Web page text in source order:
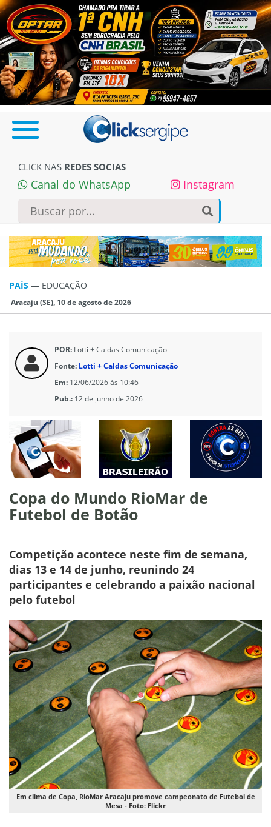
CLICK NAS REDES SOCIAS
Canal do WhatsApp Instagram
PAÍS — EDUCAÇÃO
Aracaju (SE), 10 de agosto de 2026
POR: Lotti + Caldas Comunicação
Fonte: Lotti + Caldas Comunicação
Em: 12/06/2026 às 10:46
Pub.: 12 de junho de 2026
Copa do Mundo RioMar de
Futebol de Botão
Competição acontece neste fim de semana,
dias 13 e 14 de junho, reunindo 24
participantes e celebrando a paixão nacional
pelo futebol
Em clima de Copa, RioMar Aracaju promove campeonato de Futebol de
Mesa - Foto: Flickr